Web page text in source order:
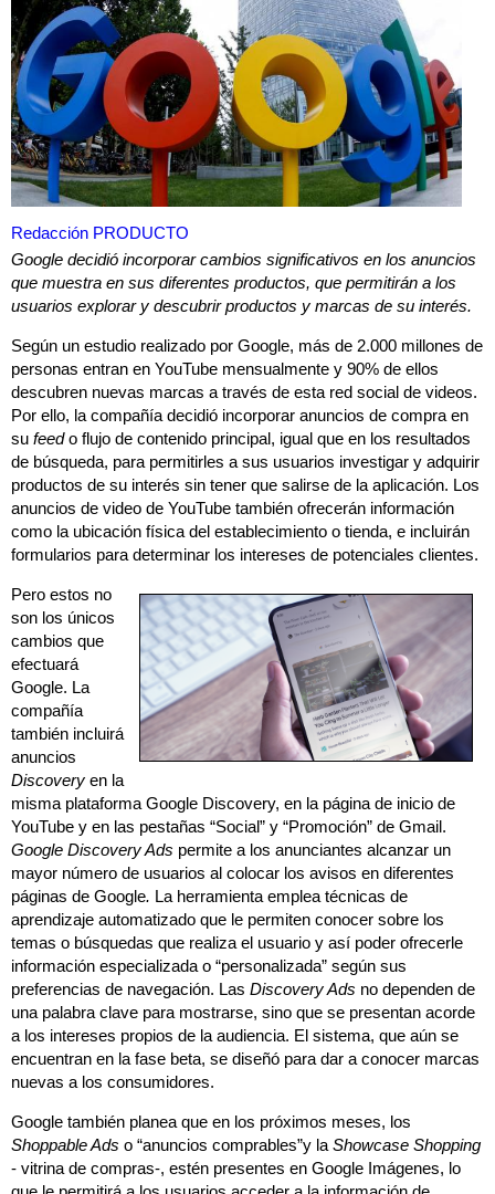
Redacción PRODUCTO
Google decidió incorporar cambios significativos en los anuncios
que muestra en sus diferentes productos, que permitirán a los
usuarios explorar y descubrir productos y marcas de su interés.
Según un estudio realizado por Google, más de 2.000 millones de
personas entran en YouTube mensualmente y 90% de ellos
descubren nuevas marcas a través de esta red social de videos.
Por ello, la compañía decidió incorporar anuncios de compra en
su feedo flujo de contenido principal, igual que en los resultados
de búsqueda, para permitirles a sus usuarios investigar y adquirir
productos de su interés sin tener que salirse de la aplicación. Los
anuncios de video de YouTube también ofrecerán información
como la ubicación física del establecimiento o tienda, e incluirán
formularios para determinar los intereses de potenciales clientes.
Pero estos no
son los únicos
cambios que
efectuará
Google. La
compañía
también incluirá
anuncios
Discovery en la
misma plataforma Google Discovery, en la página de inicio de
YouTube y en las pestañas “Social” y “Promoción” de Gmail.
Google Discovery Ads permite a los anunciantes alcanzar un
mayor número de usuarios al colocar los avisos en diferentes
páginas de Google. La herramienta emplea técnicas de
aprendizaje automatizado que le permiten conocer sobre los
temas o búsquedas que realiza el usuario y así poder ofrecerle
información especializada o “personalizada” según sus
preferencias de navegación. Las Discovery Ads no dependen de
una palabra clave para mostrarse, sino que se presentan acorde
a los intereses propios de la audiencia. El sistema, que aún se
encuentran en la fase beta, se diseñó para dar a conocer marcas
nuevas a los consumidores.
Google también planea que en los próximos meses, los
Shoppable Ads o “anuncios comprables”y la Showcase Shopping
- vitrina de compras-, estén presentes en Google Imágenes, lo